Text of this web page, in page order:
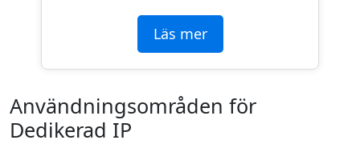
Läs mer
Användningsområden för
Dedikerad IP